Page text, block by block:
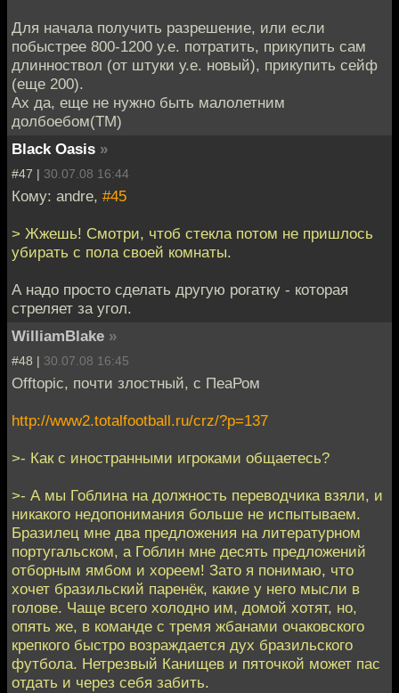
Для начала получить разрешение, или если
побыстрее 800-1200 у.е. потратить, прикупить сам
длинноствол (от штуки у.е. новый), прикупить сейф
(еще 200).
Ах да, еще не нужно быть малолетним
долбоебом(ТМ)
Black Oasis »
#47 | 30.07.08 16:44
Кому: andre, #45
> Жжешь! Смотри, чтоб стекла потом не пришлось
убирать с пола своей комнаты.
А надо просто сделать другую рогатку - которая
стреляет за угол.
WilliamBlake »
#48 | 30.07.08 16:45
Offtopic, почти злостный, с ПеаРом
http://www2.totalfootball.ru/crz/?p=137
>- Как с иностранными игроками общаетесь?
>- А мы Гоблина на должность переводчика взяли, и
никакого недопонимания больше не испытываем.
Бразилец мне два предложения на литературном
португальском, а Гоблин мне десять предложений
отборным ямбом и хореем! Зато я понимаю, что
хочет бразильский паренёк, какие у него мысли в
голове. Чаще всего холодно им, домой хотят, но,
опять же, в команде с тремя жбанами очаковского
крепкого быстро возраждается дух бразильского
футбола. Нетрезвый Канищев и пяточкой может пас
отдать и через себя забить.